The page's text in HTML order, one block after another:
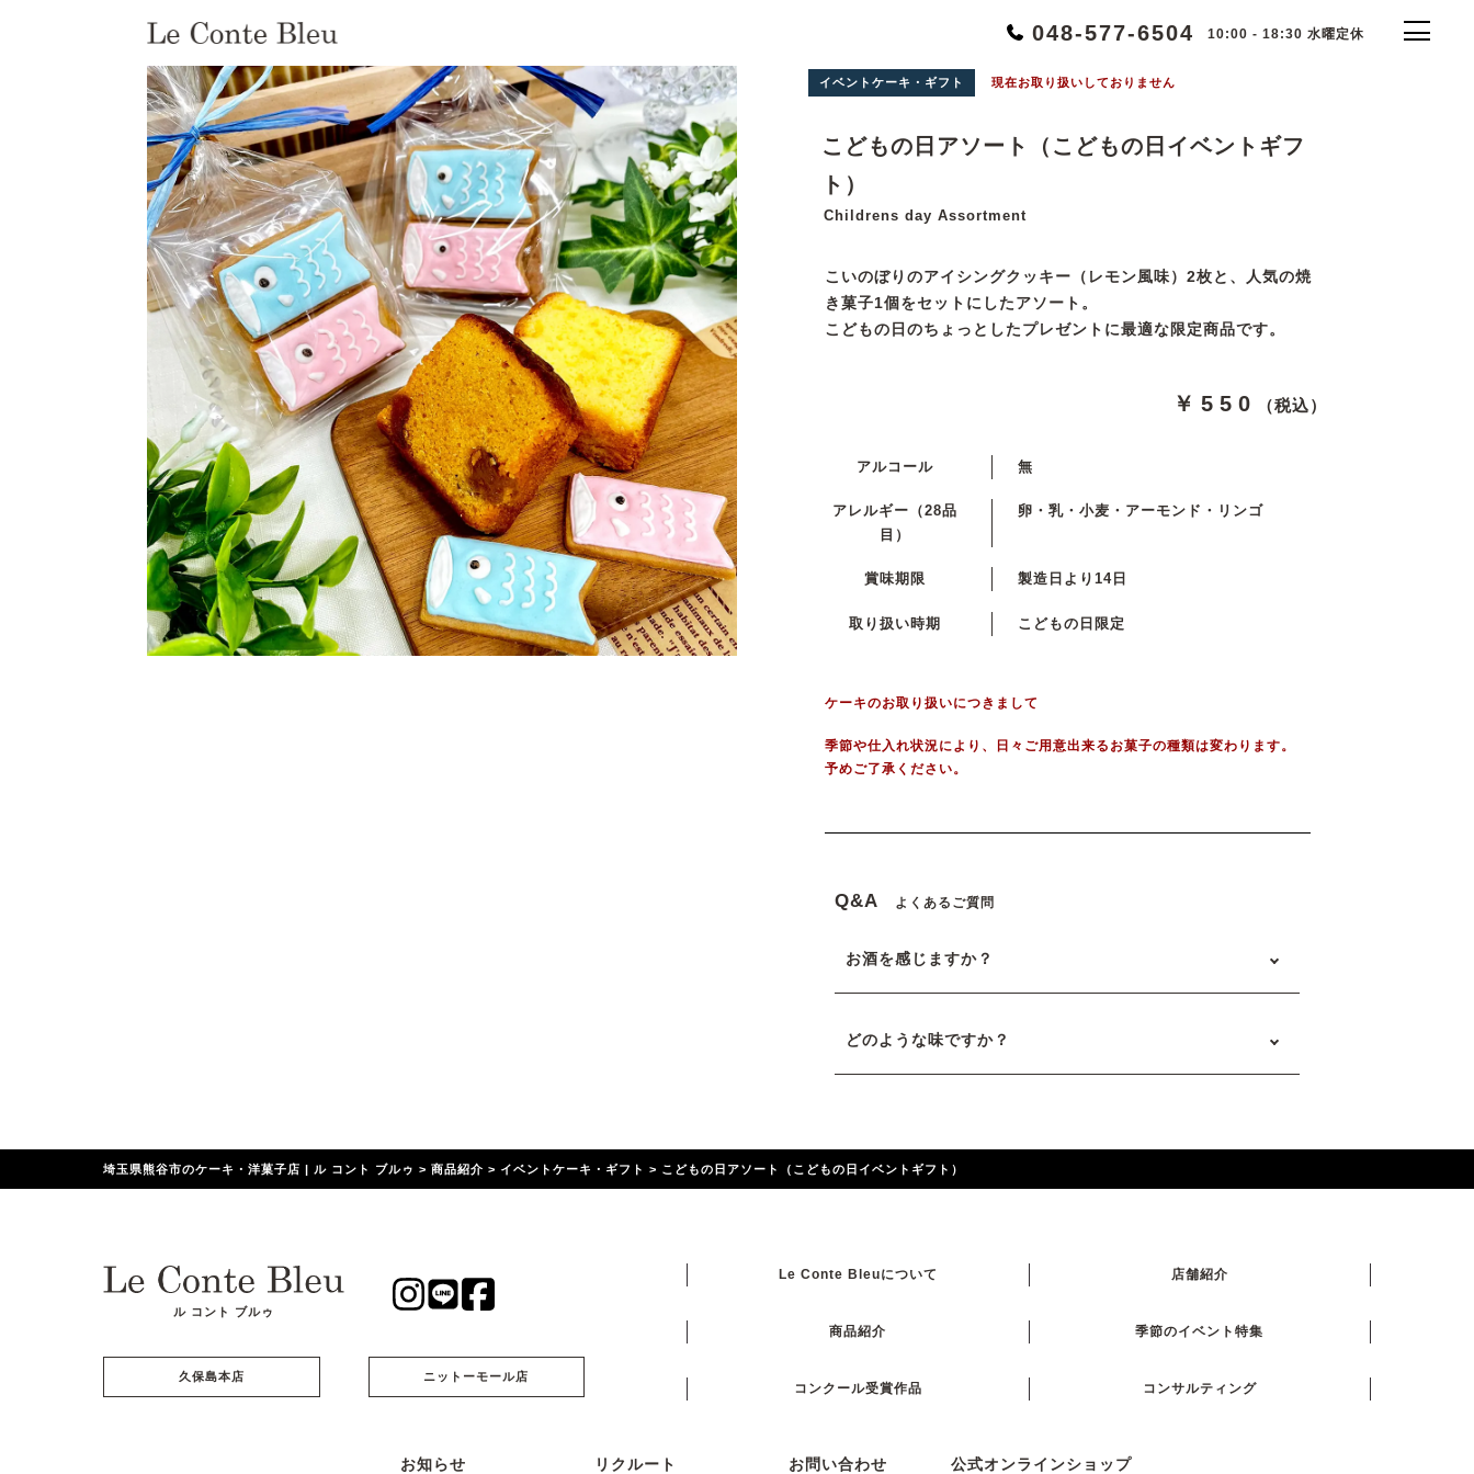
048-577-6504 10:00 - 18:30 水曜定休
イベントケーキ・ギフト 現在お取り扱いしておりません
こどもの日アソート（こどもの日イベントギフ
ト）
Childrens day Assortment
こいのぼりのアイシングクッキー（レモン風味）2枚と、人気の焼
き菓子1個をセットにしたアソート。
こどもの日のちょっとしたプレゼントに最適な限定商品です。
￥550 （税込）
アルコール 無
アレルギー （28品
目）
卵・乳・小麦・アーモンド・リンゴ
賞味期限 製造日より14日
取り扱い時期 こどもの日限定
ケーキのお取り扱いにつきまして
季節や仕入れ状況により、日々ご用意出来るお菓子の種類は変わります。
予めご了承ください。
Q&A よくあるご質問
お酒を感じますか？
どのような味ですか？
埼玉県熊谷市のケーキ・洋菓子店 | ル コント ブルゥ >商品紹介 >イベントケーキ・ギフト > こどもの日アソート（こどもの日イベントギフト）
ル コント ブルゥ
久保島本店 ニットーモール店
Le Conte Bleuについて 店舗紹介
商品紹介 季節のイベント特集
コンクール受賞作品 コンサルティング
お知らせ リクルート お問い合わせ 公式オンラインショップ